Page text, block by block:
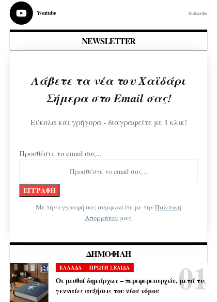
Youtube Subscribe
NEWSLETTER
Λάβετε τα νέα του Χαϊδάρι
Σήμερα στο Email σας!
Εύκολα και γρήγορα - διαγραφείτε με 1 κλικ!
Προσθέστε το email σας...
Με την εγγραφή σας συμφωνείτε με τηνΠολιτική
Απορρήτου μας.
ΔΗΜΟΦΙΛΉ
ΕΛΛΑΔΑ ΠΡΩΤΗ ΣΕΛΙΔΑ
Οι μισθοί δημάρχων – περιφερειαρχών, μετά τις
γενναίες αυξήσεις του νέου νόμου